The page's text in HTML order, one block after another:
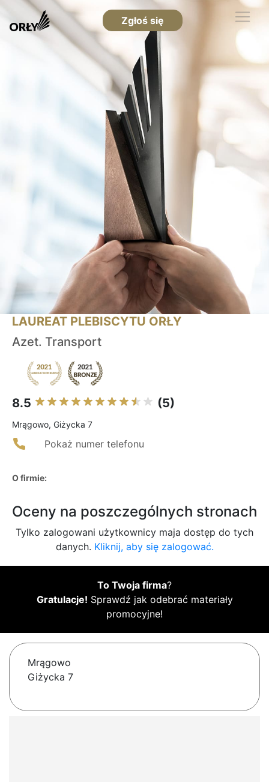
Zgłoś się
LAUREAT PLEBISCYTU ORŁY
Azet. Transport
8.5 (5)
Mrągowo, Giżycka 7
Pokaż numer telefonu
O firmie:
Oceny na poszczególnych stronach
Tylko zalogowani użytkownicy maja dostęp do tych
danych. Kliknij, aby się zalogować.
To Twoja firma?
Gratulacje! Sprawdź jak odebrać materiały
promocyjne!
Mrągowo
Giżycka 7